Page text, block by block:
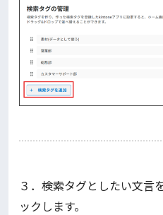
３．検索タグとしたい文言
ックします。